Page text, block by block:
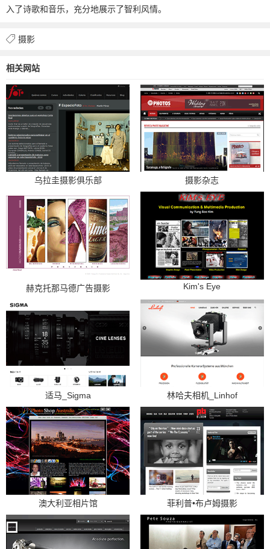
入了诗歌和音乐，充分地展示了智利风情。
摄影
相关网站
乌拉圭摄影俱乐部 摄影杂志
赫克托那马德广告摄影 Kim's Eye
适马_Sigma 林哈夫相机_Linhof
澳大利亚相片馆 菲利普•布卢姆摄影